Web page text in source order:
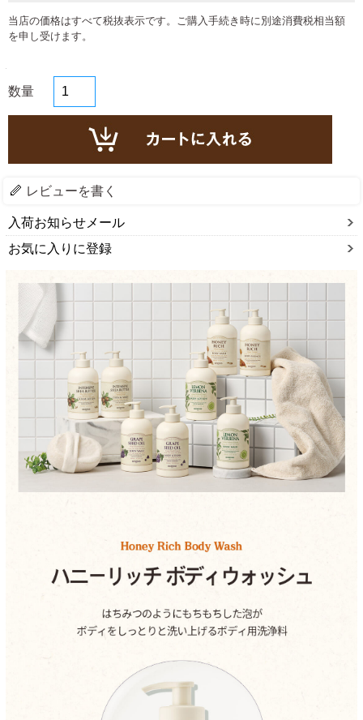
当店の価格はすべて税抜表示です。ご購入手続き時に別途消費税相当額
を申し受けます。
数量
レビューを書く
入荷お知らせメール
お気に入りに登録